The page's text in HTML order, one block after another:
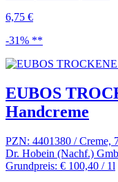
6,75 €
-31% **
EUBOS
Handcreme
PZN: 4401380 / Creme,
Dr. Hobein (Nachf.)
Grundpreis: € 100,40 / 1l